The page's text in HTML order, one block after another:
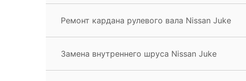
Ремонт кардана рулевого вала Nissan Juke
Замена внутреннего шруса Nissan Juke